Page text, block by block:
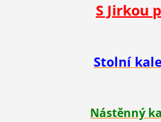
S Jirkou
Stolní
Nástěnný